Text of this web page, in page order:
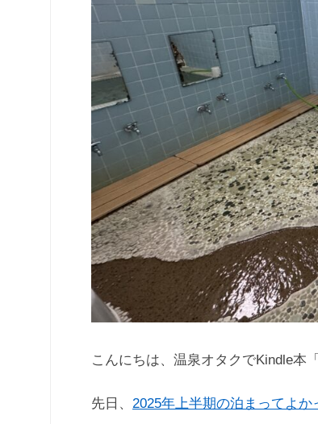
こんにちは、温泉オタクでKindle本「
先日、 2025年上半期の泊まってよ